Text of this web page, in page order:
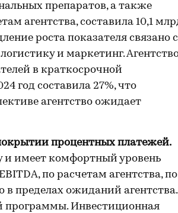
препаратов, а также
агентства, составила 10,1
роста показателя связано с
и маркетинг.
в краткосрочной
год составила 27%, что
агентство ожидает
процентных платежей.
имеет комфортный уровень
по расчетам агентства, по
в пределах ожиданий агентства.
программы. Инвестиционная